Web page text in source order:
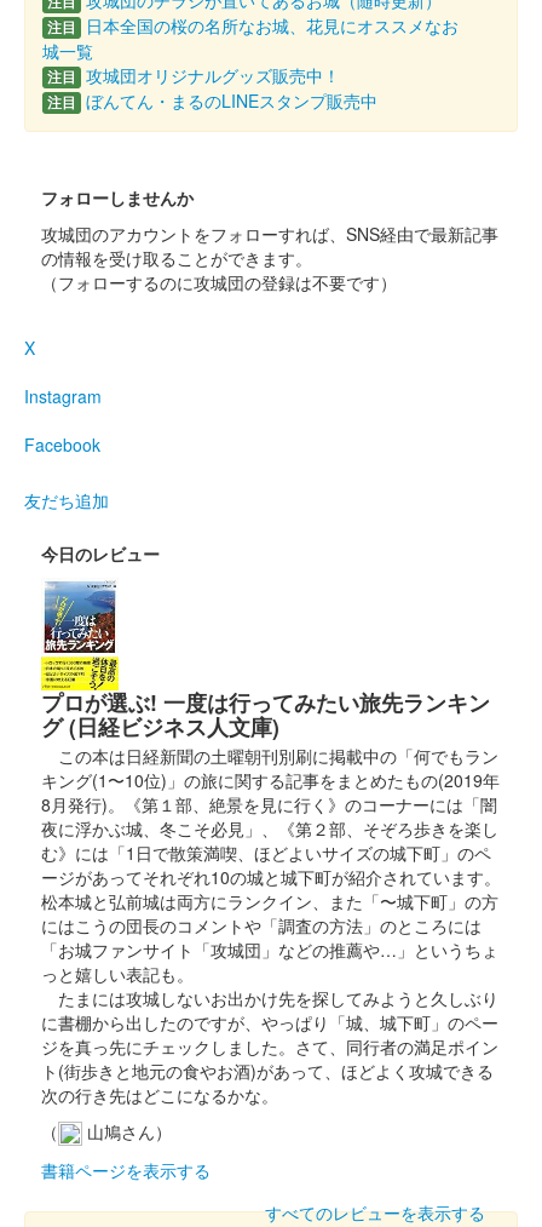
上田城 御城印 真田昌幸版
上田城 御城印 歴代城主版
上田城 御城印
販売終了
上田城 御城印
上田城 御城印
販売終了
上田城 御城印 春限定特別紙版（緑）
販売終了
上田城 御城印 令和7年春 3月版
販売終了
上田城 御城印 令和七年新春版
販売終了
上田城 御城印
販売終了
注目
日本全国の桜の名所なお城、花見にオススメなお
城一覧
注目 攻城団オリジナルグッズ販売中！
注目 ぼんてん・まるのLINEスタンプ販売中
フォローしませんか
攻城団のアカウントをフォローすれば、SNS経由で最新記事
の情報を受け取ることができます。
（フォローするのに攻城団の登録は不要です）
X
Instagram
Facebook
友だち追加
今日のレビュー
プロが選ぶ! 一度は行ってみたい旅先ランキン
グ (日経ビジネス人文庫)
この本は日経新聞の土曜朝刊別刷に掲載中の「何でもラン
キング(1〜10位)」の旅に関する記事をまとめたもの(2019年
8月発行)。《第１部、絶景を見に行く》のコーナーには「闇
夜に浮かぶ城、冬こそ必見」、《第２部、そぞろ歩きを楽し
む》には「1日で散策満喫、ほどよいサイズの城下町」のペ
ージがあってそれぞれ10の城と城下町が紹介されています。
松本城と弘前城は両方にランクイン、また「〜城下町」の方
にはこうの団長のコメントや「調査の方法」のところには
「お城ファンサイト「攻城団」などの推薦や…」というちょ
っと嬉しい表記も。
たまには攻城しないお出かけ先を探してみようと久しぶり
に書棚から出したのですが、やっぱり「城、城下町」のペー
ジを真っ先にチェックしました。さて、同行者の満足ポイン
ト(街歩きと地元の食やお酒)があって、ほどよく攻城できる
次の行き先はどこになるかな。
（
山鳩さん）
書籍ページを表示する
すべてのレビューを表示する